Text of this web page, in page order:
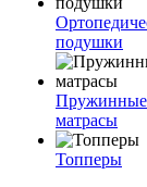
подушки
Пружинные
матрасы
Топперы